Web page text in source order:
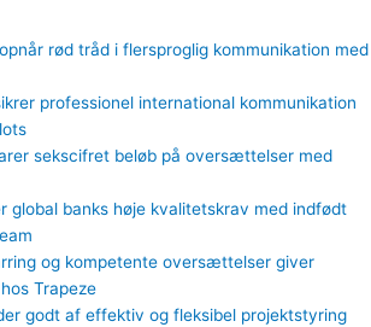
rød tråd i flersproglig kommunikation med
professionel international kommunikation
sekscifret beløb på oversættelser med
global banks høje kvalitetskrav med indfødt
og kompetente oversættelser giver
Trapeze
godt af effektiv og fleksibel projektstyring